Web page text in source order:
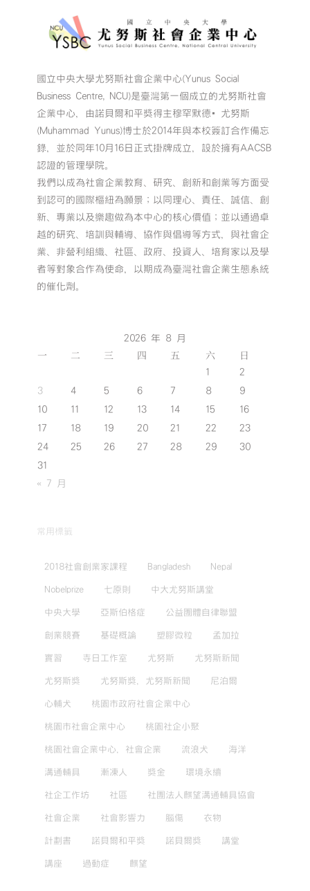
國立中央大學尤努斯社會企業中心(Yunus Social
Business Centre, NCU)是臺灣第一個成立的尤努斯社會
企業中心，由諾貝爾和平獎得主穆罕默德•尤努斯
(Muhammad Yunus)博士於2014年與本校簽訂合作備忘
錄，並於同年10月16日正式掛牌成立，設於擁有AACSB
認證的管理學院。
我們以成為社會企業教育、研究、創新和創業等方面受
到認可的國際樞紐為願景；以同理心、責任、誠信、創
新、專業以及樂趣做為本中心的核心價值；並以通過卓
越的研究、培訓與輔導、協作與倡導等方式，與社會企
業、非營利組織、社區、政府、投資人、培育家以及學
者等對象合作為使命，以期成為臺灣社會企業生態系統
的催化劑。
2026 年 8 月
一 二 三 四 五 六 日
1
2
3
4 5 6 7 8
9
10
11 12 13 14 15
16
17
18 19 20 21 22
23
24
25 26 27 28 29
30
31
« 7 月
常用標籤
2018社會創業家課程 Bangladesh Nepal
Nobelprize 七原則 中大尤努斯講堂
中央大學 亞斯伯格症 公益團體自律聯盟
創業競賽 基礎概論 塑膠微粒 孟加拉
實習 寺日工作室 尤努斯 尤努斯新聞
尤努斯獎 尤努斯獎，尤努斯新聞 尼泊爾
心輔犬 桃園市政府社會企業中心
桃園市社會企業中心 桃園社企小聚
桃園社會企業中心，社會企業 流浪犬 海洋
溝通輔具 漸凍人 獎金 環境永續
社企工作坊 社區 社團法人麒望溝通輔具協會
社會企業 社會影響力 腦傷 衣物
計劃書 諾貝爾和平獎 諾貝爾獎 講堂
講座 過動症 麒望